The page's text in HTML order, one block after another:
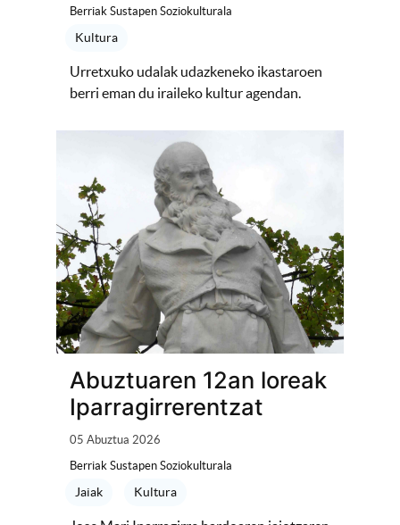
Berriak Sustapen Soziokulturala
Kultura
Urretxuko udalak udazkeneko ikastaroen
berri eman du iraileko kultur agendan.
Abuztuaren 12an loreak
Iparragirrerentzat
05 Abuztua 2026
Berriak Sustapen Soziokulturala
Jaiak Kultura